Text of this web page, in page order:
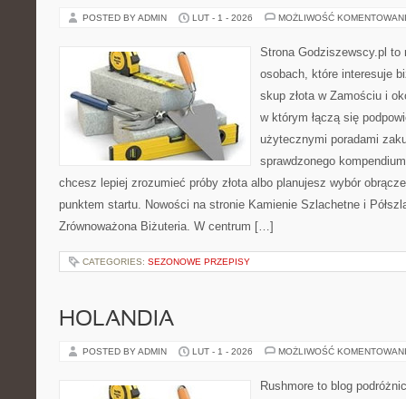
POSTED BY ADMIN LUT - 1 - 2026 MOŻLIWOŚĆ
Strona Godziszewscy.pl
osobach, które interesuje
skup złota w Zamościu i
w którym łączą się
użytecznymi poradami
sprawdzonego
chcesz lepiej zrozumieć próby złota albo planujesz wybór
punktem startu. Nowości na stronie Kamienie Szlachetne i
Zrównoważona Biżuteria. W centrum […]
CATEGORIES: SEZONOWE PRZEPISY
HOLANDIA
POSTED BY ADMIN LUT - 1 - 2026 MOŻLIWOŚĆ
Rushmore to blog